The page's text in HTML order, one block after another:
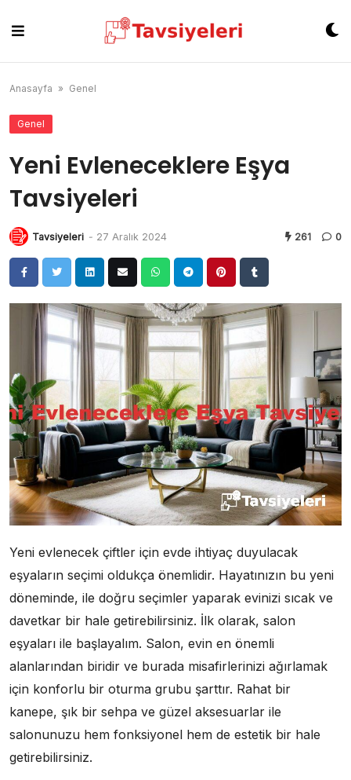
content
Anasayfa » Genel
Genel
Yeni Evleneceklere Eşya
Tavsiyeleri
Tavsiyeleri - 27 Aralık 2024 261 0
Yeni evlenecek çiftler için evde ihtiyaç duyulacak
eşyaların seçimi oldukça önemlidir. Hayatınızın bu yeni
döneminde, ile doğru seçimler yaparak evinizi sıcak ve
davetkar bir hale getirebilirsiniz. İlk olarak, salon
eşyaları ile başlayalım. Salon, evin en önemli
alanlarından biridir ve burada misafirlerinizi ağırlamak
için konforlu bir oturma grubu şarttır. Rahat bir
kanepe, şık bir sehpa ve güzel aksesuarlar ile
salonunuzu hem fonksiyonel hem de estetik bir hale
getirebilirsiniz.